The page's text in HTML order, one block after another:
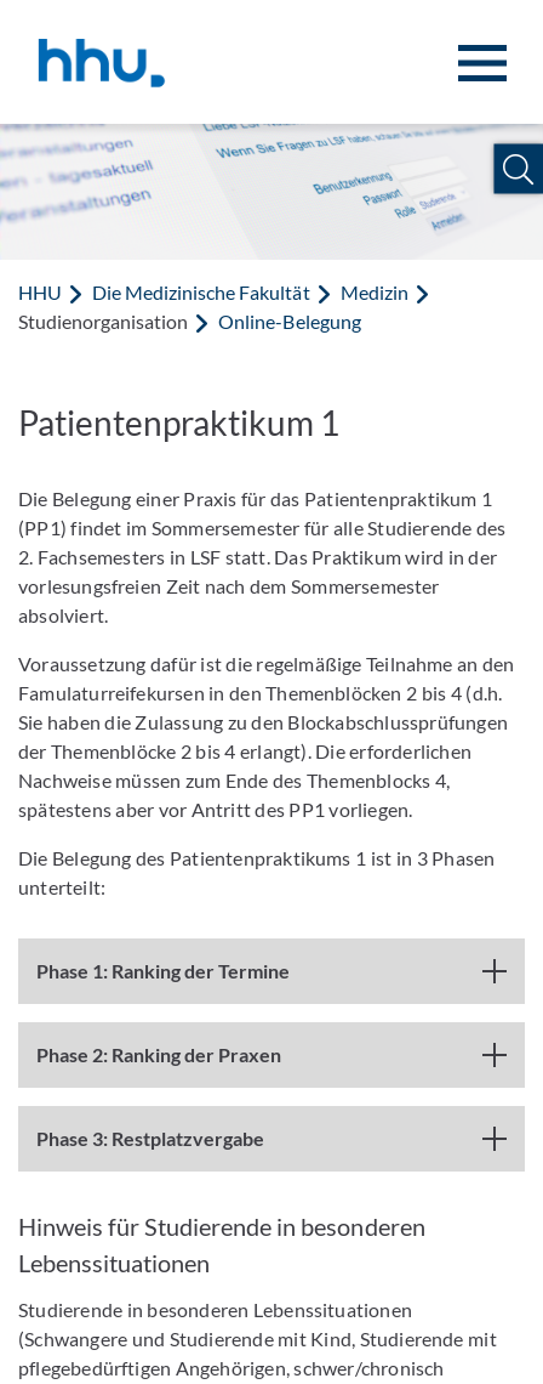
HHU Die Medizinische Fakultät
Medizin
Studienorganisation
Online-Belegung
Patientenpraktikum 1
Die Belegung einer Praxis für das Patientenpraktikum 1
(PP1) findet im Sommersemester für alle Studierende des
2. Fachsemesters in LSF statt. Das Praktikum wird in der
vorlesungsfreien Zeit nach dem Sommersemester
absolviert.
Voraussetzung dafür ist die regelmäßige Teilnahme an den
Famulaturreifekursen in den Themenblöcken 2 bis 4 (d.h.
Sie haben die Zulassung zu den Blockabschlussprüfungen
der Themenblöcke 2 bis 4 erlangt). Die erforderlichen
Nachweise müssen zum Ende des Themenblocks 4,
spätestens aber vor Antritt des PP1 vorliegen.
Die Belegung des Patientenpraktikums 1 ist in 3 Phasen
unterteilt:
Phase 1: Ranking der Termine
Phase 2: Ranking der Praxen
Phase 3: Restplatzvergabe
Hinweis für Studierende in besonderen
Lebenssituationen
Studierende in besonderen Lebenssituationen
(Schwangere und Studierende mit Kind, Studierende mit
pflegebedürftigen Angehörigen, schwer/chronisch